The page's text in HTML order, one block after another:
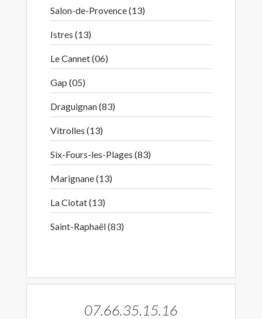
Salon-de-Provence (13)
Istres (13)
Le Cannet (06)
Gap (05)
Draguignan (83)
Vitrolles (13)
Six-Fours-les-Plages (83)
Marignane (13)
La Ciotat (13)
Saint-Raphaël (83)
07.66.35.15.16